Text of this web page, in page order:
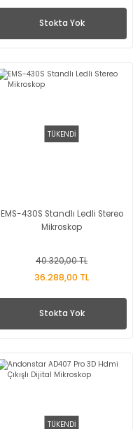
Stokta Yok
TÜKENDİ
EMS-430S Standlı Ledli Stereo
Mikroskop
40.320,00 TL
36.288,00 TL
Stokta Yok
TÜKENDİ